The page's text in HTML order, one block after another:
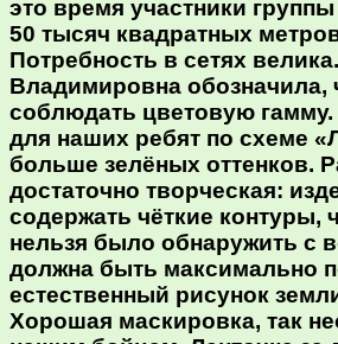
это время участники
50 тысяч квадратных
Потребность в сетях
Владимировна обозначила,
соблюдать цветовую
для наших ребят по схеме
больше зелёных оттенков.
достаточно творческая:
содержать чёткие контуры,
нельзя было обнаружить с
должна быть максимально
естественный рисунок
Хорошая маскировка, так